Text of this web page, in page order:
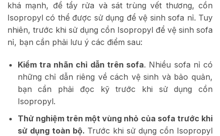
khá mạnh, để tẩy rửa và sát trùng vết thương, cồn
Isopropyl có thể được sử dụng để vệ sinh sofa nỉ. Tuy
nhiên, trước khi sử dụng cồn Isopropyl để vệ sinh sofa
nỉ, bạn cần phải lưu ý các điểm sau:
Kiểm tra nhãn chỉ dẫn trên sofa. Nhiều sofa nỉ có
những chỉ dẫn riêng về cách vệ sinh và bảo quản,
bạn cần phải đọc kỹ trước khi sử dụng cồn
Isopropyl.
Thử nghiệm trên một vùng nhỏ của sofa trước khi
sử dụng toàn bộ. Trước khi sử dụng cồn Isopropyl